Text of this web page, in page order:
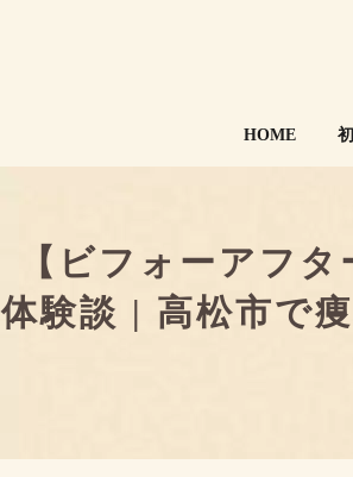
HOME
【ビフォーアフ
体験談 | 高松市で